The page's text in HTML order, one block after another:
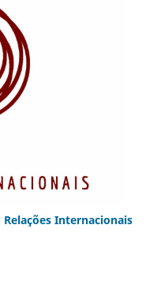
Internacionais